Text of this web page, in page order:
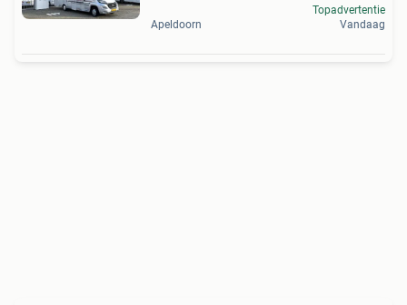
Apeldoorn
Topadvertentie
Vandaag